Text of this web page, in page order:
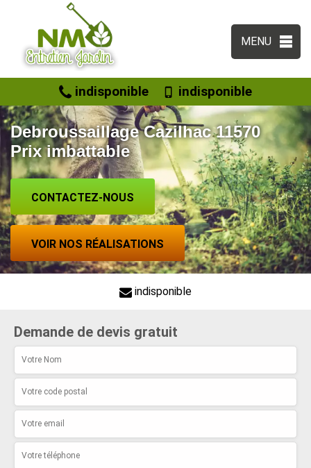
MENU
indisponible indisponible
Debroussaillage Cazilhac 11570
Prix imbattable
CONTACTEZ-NOUS
VOIR NOS RÉALISATIONS
indisponible
Demande de devis gratuit